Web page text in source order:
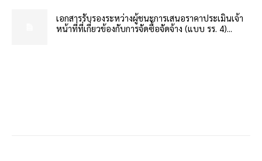
เอกสารรับรองระหว่างผู้ชนะการเสนอราคาประเมินเจ้า
หน้าที่ที่เกี่ยวข้องกับการจัดซื้อจัดจ้าง (แบบ รร. 4)...